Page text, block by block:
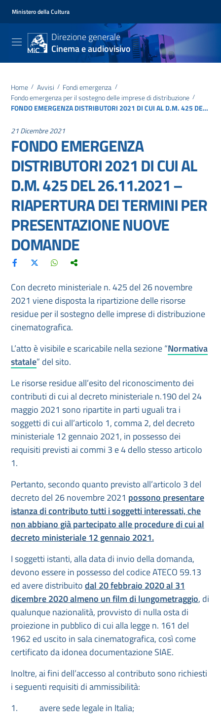
Ministero della Cultura
Direzione generale
Cinema e audiovisivo
Home / Avvisi / Fondi emergenza /
Fondo emergenza per il sostegno delle imprese di distribuzione /
FONDO EMERGENZA DISTRIBUTORI 2021 DI CUI AL D.M. 425 DEL 26.11.2021 – RIAPERTURA DEI TERMINI PER PRESENTAZIONE NUOVE DOMANDE
21 Dicembre 2021
FONDO EMERGENZA
DISTRIBUTORI 2021 DI CUI AL
D.M. 425 DEL 26.11.2021 –
RIAPERTURA DEI TERMINI PER
PRESENTAZIONE NUOVE
DOMANDE
Con decreto ministeriale n. 425 del 26 novembre
2021 viene disposta la ripartizione delle risorse
residue per il sostegno delle imprese di distribuzione
cinematografica.
L’atto è visibile e scaricabile nella sezione “Normativa
statale” del sito.
Le risorse residue all’esito del riconoscimento dei
contributi di cui al decreto ministeriale n.190 del 24
maggio 2021 sono ripartite in parti uguali tra i
soggetti di cui all’articolo 1, comma 2, del decreto
ministeriale 12 gennaio 2021, in possesso dei
requisiti previsti ai commi 3 e 4 dello stesso articolo
1.
Pertanto, secondo quanto previsto all’articolo 3 del
decreto del 26 novembre 2021 possono presentare
istanza di contributo tutti isoggetti interessati, che
non abbiano già partecipato alle procedure di cui al
decreto ministeriale 12 gennaio 2021.
I soggetti istanti, alla data di invio della domanda,
devono essere in possesso del codice ATECO 59.13
ed avere distribuitodal 20 febbraio 2020 al 31
dicembre 2020 almeno un film di lungometraggio, di
qualunque nazionalità, provvisto di nulla osta di
proiezione in pubblico di cui alla legge n. 161 del
1962 ed uscito in sala cinematografica, così come
certificato da idonea documentazione SIAE.
Inoltre, ai fini dell’accesso al contributo sono richiesti
i seguenti requisiti di ammissibilità:
1. avere sede legale in Italia;